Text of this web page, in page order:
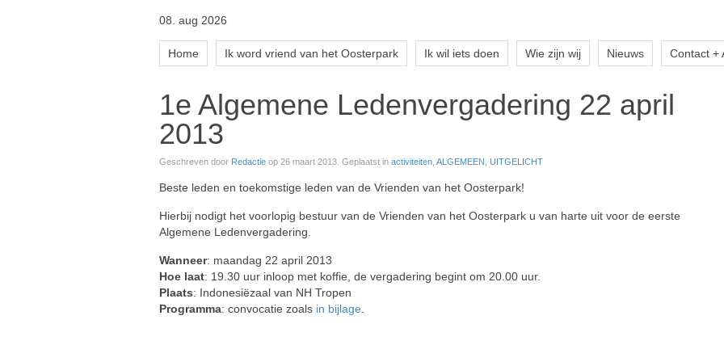
08. aug 2026
Home Ik word vriend van het Oosterpark Ik wil iets doen Wie zijn wij Nieuws Contact +
1e Algemene Ledenvergadering 22 april
2013
Geschreven door Redactie op 26 maart 2013 . Geplaatst in activiteiten ALGEMEEN UITGELICHT
Beste leden en toekomstige leden van de Vrienden van het Oosterpark!
Hierbij nodigt het voorlopig bestuur van de Vrienden van het Oosterpark u van harte uit voor de eerste
Algemene Ledenvergadering.
Wanneer: maandag 22 april 2013
Hoe laat: 19.30 uur inloop met koffie, de vergadering begint om 20.00 uur.
Plaats: Indonesiëzaal van NH Tropen
Programma: convocatie zoals in bijlage